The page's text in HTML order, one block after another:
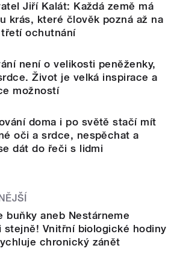
Jiří Kalát: Každá země má
krás, které člověk pozná až na
ochutnání
není o velikosti peněženky,
Život je velká inspirace a
možností
doma i po světě stačí mít
oči a srdce, nespěchat a
dát do řeči s lidmi
buňky aneb Nestárneme
stejně! Vnitřní biologické hodiny
chronický zánět